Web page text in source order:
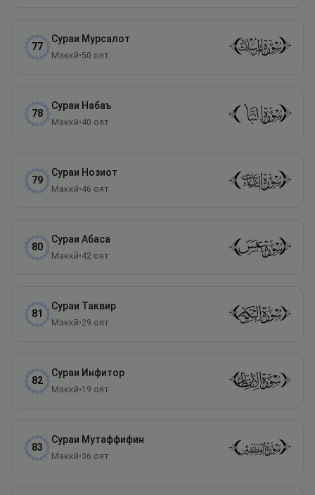
77
Сураи Мурсалот
Маккӣ•50 оят
78
Сураи Набаъ
Маккӣ•40 оят
79
Сураи Нозиот
Маккӣ•46 оят
80
Сураи Абаса
Маккӣ•42 оят
81
Сураи Таквир
Маккӣ•29 оят
82
Сураи Инфитор
Маккӣ•19 оят
83
Сураи Мутаффифин
Маккӣ•36 оят